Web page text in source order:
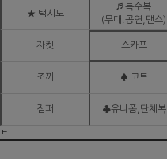
★ 턱시도
♬ 특수복
(무대.공연,댄스)
자켓 스카프
조끼 ♠ 코트
점퍼 ♣유니폼,단체복
ㅌ